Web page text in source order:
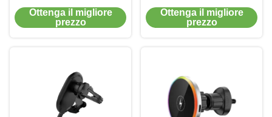
di alluminio, supporto
magnetico per telefono
Ottenga il migliore
prezzo
Charging Elegante
Compatto Telefono
Ottenga il migliore
prezzo